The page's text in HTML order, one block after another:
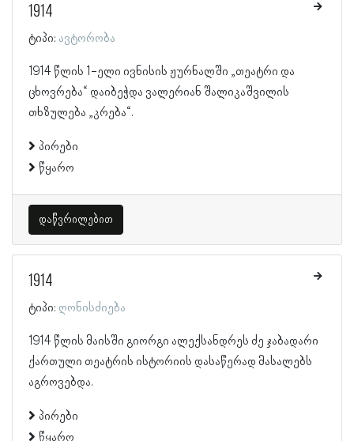
1914
ტიპი: ავტორობა
1914 წლის 1-ელი ივნისის ჟურნალში „თეატრი და
ცხოვრება“ დაიბეჭდა ვალერიან შალიკაშვილის
თხზულება „კრება“.
პირები
წყარო
დაწვრილებით
1914
ტიპი: ღონისძიება
1914 წლის მაისში გიორგი ალექსანდრეს ძე ჯაბადარი
ქართული თეატრის ისტორიის დასაწერად მასალებს
აგროვებდა.
პირები
წყარო